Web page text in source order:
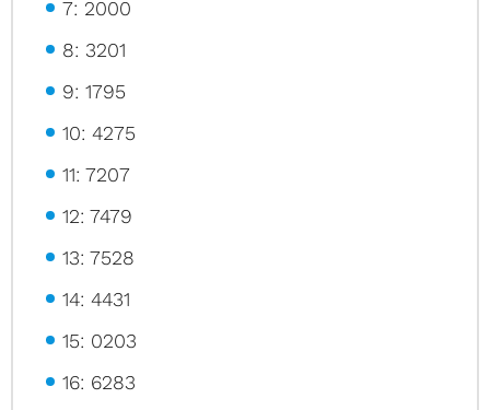
7: 2000
8: 3201
9: 1795
10: 4275
11: 7207
12: 7479
13: 7528
14: 4431
15: 0203
16: 6283